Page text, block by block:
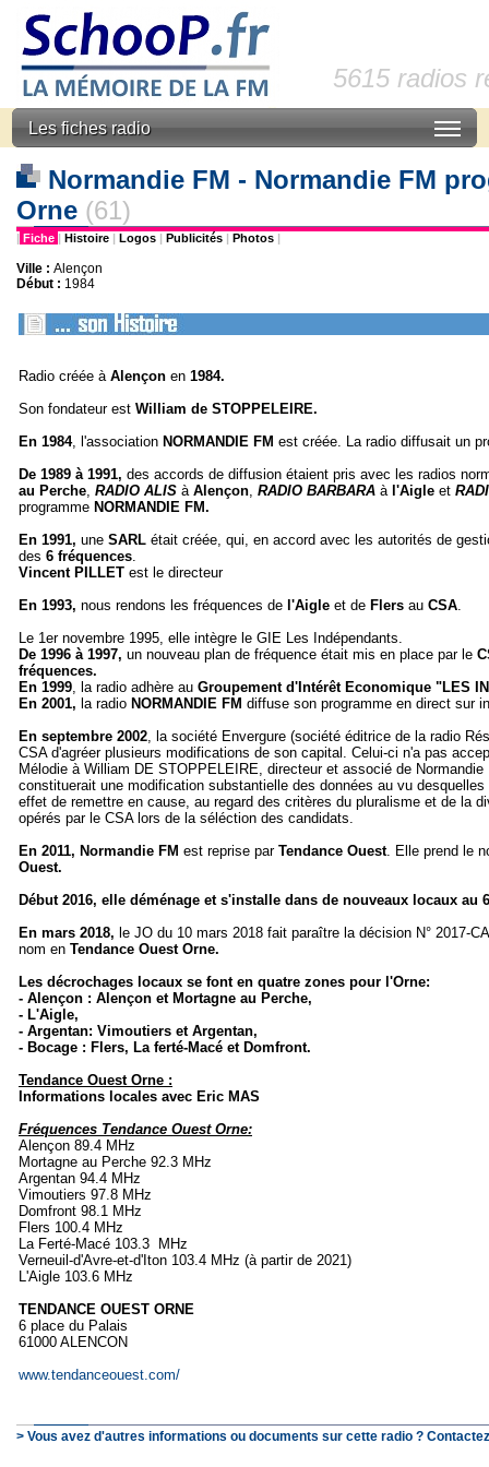
5615 radios
Les fiches radio
Normandie FM - Normandie FM
Orne (61)
| Fiche | Histoire | Logos | Publicités | Photos |
Ville : Alençon
Début : 1984
Radio créée à Alençon en 1984.
Son fondateur est William de STOPPELEIRE.
En 1984, l'association NORMANDIE FM est créée. La radio diffusait un
De 1989 à 1991, des accords de diffusion étaient pris avec les radios
au Perche, RADIO ALIS à Alençon, RADIO BARBARA à l'Aigle et
programme NORMANDIE FM.
En 1991, une SARL était créée, qui, en accord avec les autorités de
des 6 fréquences.
Vincent PILLET est le directeur
En 1993, nous rendons les fréquences de l'Aigle et de Flers au CSA.
Le 1er novembre 1995, elle intègre le GIE Les Indépendants.
De 1996 à 1997, un nouveau plan de fréquence était mis en place par le
fréquences.
En 1999, la radio adhère au Groupement d'Intérêt Economique "LES
En 2001, la radio NORMANDIE FM diffuse son programme en direct sur
En septembre 2002, la société Envergure (société éditrice de la radio
CSA d'agréer plusieurs modifications de son capital. Celui-ci n'a pas
Mélodie à William DE STOPPELEIRE, directeur et associé de
constituerait une modification substantielle des données au vu
effet de remettre en cause, au regard des critères du pluralisme et de la
opérés par le CSA lors de la séléction des candidats.
En 2011, Normandie FM est reprise par Tendance Ouest. Elle prend le
Ouest.
Début 2016, elle déménage et s'installe dans de nouveaux locaux au
En mars 2018, le JO du 10 mars 2018 fait paraître la décision N° 2017-
nom en Tendance Ouest Orne.
Les décrochages locaux se font en quatre zones pour l'Orne:
- Alençon : Alençon et Mortagne au Perche,
- L'Aigle,
- Argentan: Vimoutiers et Argentan,
- Bocage : Flers, La ferté-Macé et Domfront.
Tendance Ouest Orne :
Informations locales avec Eric MAS
Fréquences Tendance Ouest Orne:
Alençon 89.4 MHz
Mortagne au Perche 92.3 MHz
Argentan 94.4 MHz
Vimoutiers 97.8 MHz
Domfront 98.1 MHz
Flers 100.4 MHz
La Ferté-Macé 103.3 MHz
Verneuil-d'Avre-et-d'Iton 103.4 MHz (à partir de 2021)
L'Aigle 103.6 MHz
TENDANCE OUEST ORNE
6 place du Palais
61000 ALENCON
www.tendanceouest.com/
> Vous avez d'autres informations ou documents sur cette radio ?